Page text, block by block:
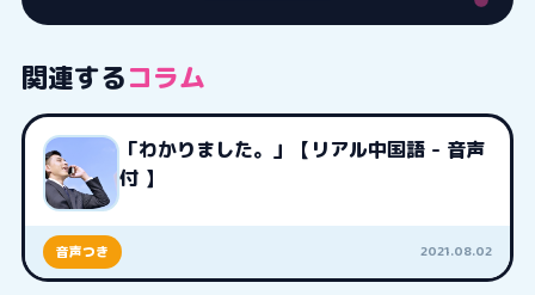
関連するコラム
「わかりました。」【リアル中国語 - 音声
付 】
音声つき 2021.08.02